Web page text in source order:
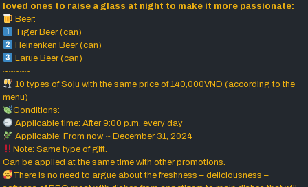
loved ones to raise a glass at night to make it more passionate:
Beer:
Tiger Beer (can)
Heinenken Beer (can)
Larue Beer (can)
~~~~~
10 types of Soju with the same price of 140,000VND (according to the
menu)
Conditions:
Applicable time: After 9:00 p.m. every day
Applicable: From now ~ December 31, 2024
Note: Same type of gift.
Can be applied at the same time with other promotions.
There is no need to argue about the freshness – deliciousness –